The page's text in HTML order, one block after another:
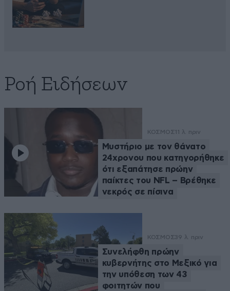
Ροή Ειδήσεων
ΚΟΣΜΟΣ 11 λ. πριν
Μυστήριο με τον θάνατο
24χρονου που κατηγορήθηκε
ότι εξαπάτησε πρώην
παίκτες του NFL – Βρέθηκε
νεκρός σε πίσινα
ΚΟΣΜΟΣ39 λ. πριν
Συνελήφθη πρώην
κυβερνήτης στο Μεξικό για
την υπόθεση των 43
φοιτητών που